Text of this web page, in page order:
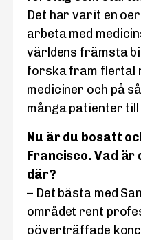
Det har varit en
arbeta med
världens främsta
forska fram flertal
mediciner och på
många patienter
Nu är du bosatt
Francisco. Vad är
där?
– Det bästa med
området rent
oöverträffade